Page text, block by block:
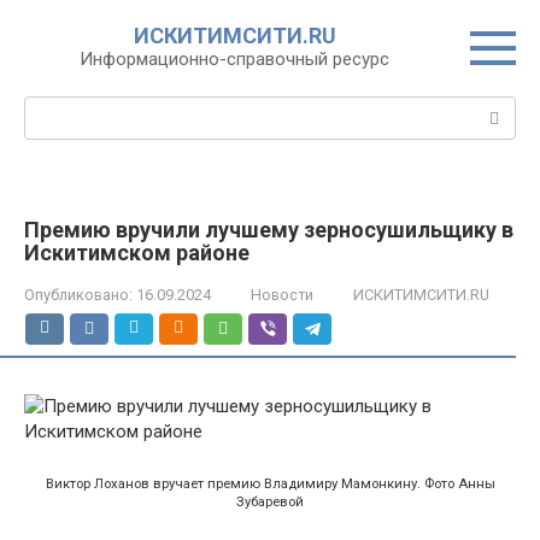
ИСКИТИМСИТИ.RU
Информационно-справочный ресурс
Премию вручили лучшему зерносушильщику в
Искитимском районе
Опубликовано: 16.09.2024 Новости ИСКИТИМСИТИ.RU
Виктор Лоханов вручает премию Владимиру Мамонкину. Фото Анны
Зубаревой